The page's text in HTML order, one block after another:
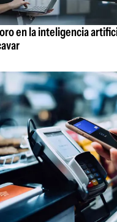
en la inteligencia